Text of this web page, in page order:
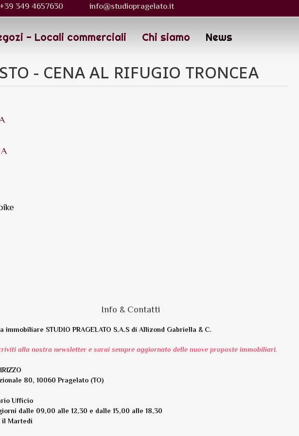
+39 349 4657630 info@studiopragelato.it
- Locali commerciali Chi siamo News
- CENA AL RIFUGIO TRONCEA
Info & Contatti
immobiliare STUDIO PRAGELATO S.A.S di Allizond Gabriella & C.
alla nostra newsletter e sarai sempre aggiornato delle nuove proposte immobiliari.
80, 10060 Pragelato (TO)
Ufficio
dalle 09,00 alle 12,30 e dalle 15,00 alle 18,30
il Martedi